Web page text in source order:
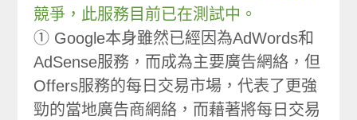
競爭，此服務目前已在測試中。
① Google本身雖然已經因為AdWords和
AdSense服務，而成為主要廣告網絡，但
Offers服務的每日交易市場，代表了更強
勁的當地廣告商網絡，而藉著將每日交易